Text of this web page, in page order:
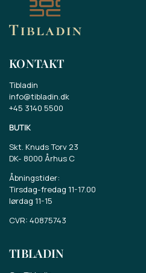
KONTAKT
Tibladin
info@tibladin.dk
+45 3140 5500
BUTIK
Skt. Knuds Torv 23
DK- 8000 Århus C
Åbningstider:
Tirsdag-fredag 11-17.00
lørdag 11-15
CVR: 40875743
TIBLADIN